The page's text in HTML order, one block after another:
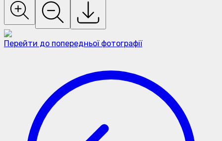
Перейти до попередньої фотографії